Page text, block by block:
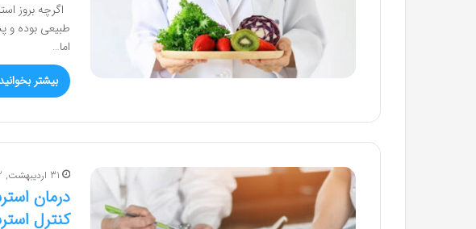
اگرچه بروز
طبیعی بوده و
اما…
بیشتر
31 اردیبهشت, 1402
درمان
کنترل